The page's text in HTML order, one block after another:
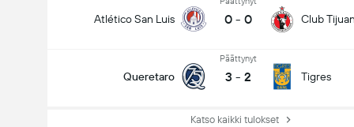
Atlético San Luis 0 - 0 Club
Queretaro
Päättynyt
3 - 2 Tigres
Katso kaikki tulokset